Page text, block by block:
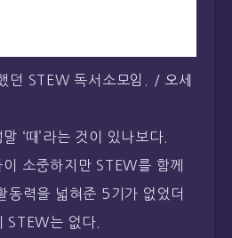
STEW 독서소모임. / 오세
‘때’라는 것이 있나보다.
소중하지만 STEW를 함께
동력을 넓혀준 5기가 없었더
STEW는 없다.